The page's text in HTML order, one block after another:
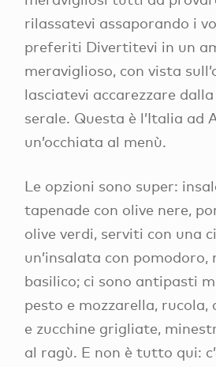
rilassatevi assaporando i
preferiti Divertitevi in un
meraviglioso, con vista
lasciatevi accarezzare
serale. Questa è l’Italia ad
un’occhiata al menù.
Le opzioni sono super:
tapenade con olive nere,
olive verdi, serviti con una
un’insalata con pomodoro,
basilico; ci sono antipasti
pesto e mozzarella, rucola,
e zucchine grigliate,
al ragù. E non è tutto qui: